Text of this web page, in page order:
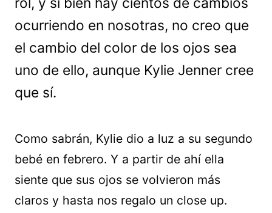
ocurriendo en nosotras, no creo que
el cambio del color de los ojos sea
uno de ello, aunque Kylie Jenner cree
que sí.
Como sabrán, Kylie dio a luz a su segundo
bebé en febrero. Y a partir de ahí ella
siente que sus ojos se volvieron más
claros y hasta nos regalo un close up.